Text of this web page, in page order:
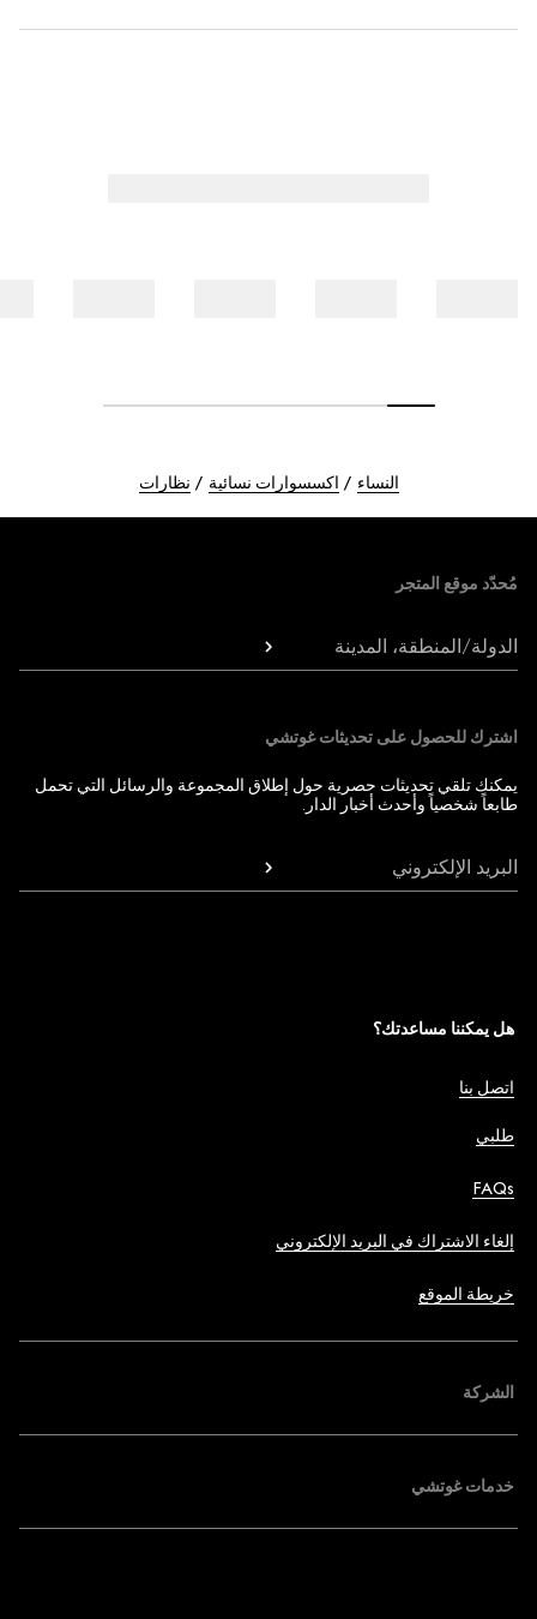
النساء اكسسوارات نسائية نظارات
مُحدّد موقع المتجر
الدولة/المنطقة، المدينة
اشترك للحصول على تحديثات غوتشي
يمكنك تلقي تحديثات حصرية حول إطلاق المجموعة والرسائل التي تحمل
طابعاً شخصياً وأحدث أخبار الدار.
البريد الإلكتروني
هل يمكننا مساعدتك؟
اتصل بنا
طلبي
FAQs
إلغاء الاشتراك في البريد الإلكتروني
خريطة الموقع
الشركة
خدمات غوتشي